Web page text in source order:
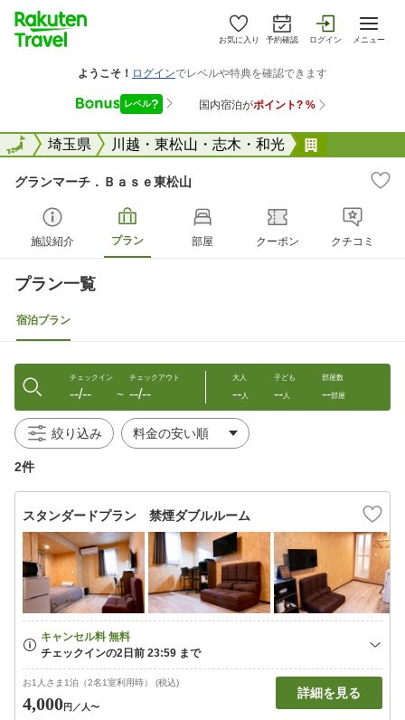
お気に入り 予約確認 ログイン メニュー
全国埼玉県 川越・東松山・志木・和光
全国
グランマーチ．Ｂａｓｅ東松山
施設紹介 プラン 部屋 クーポン クチコミ
プラン一覧
宿泊プラン
チェックイン
--/-- 〜
チェックアウト
--/--
大人
--人
子ども
--人
部屋数
--部屋
絞り込み
2件
スタンダードプラン 禁煙ダブルルーム
お1人さま1泊（2名1室利用時） (税込)
4,000円 ／人〜
詳細を見る